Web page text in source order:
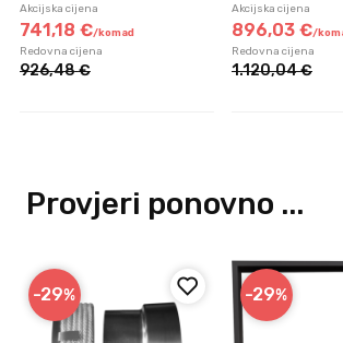
Akcijska cijena
741,18 €/komad
Redovna cijena
926,48€
Akcijska cijena
896,03 €/
Redovna cijena
1.120,04€
Provjeri ponovno ...
-29% -29%